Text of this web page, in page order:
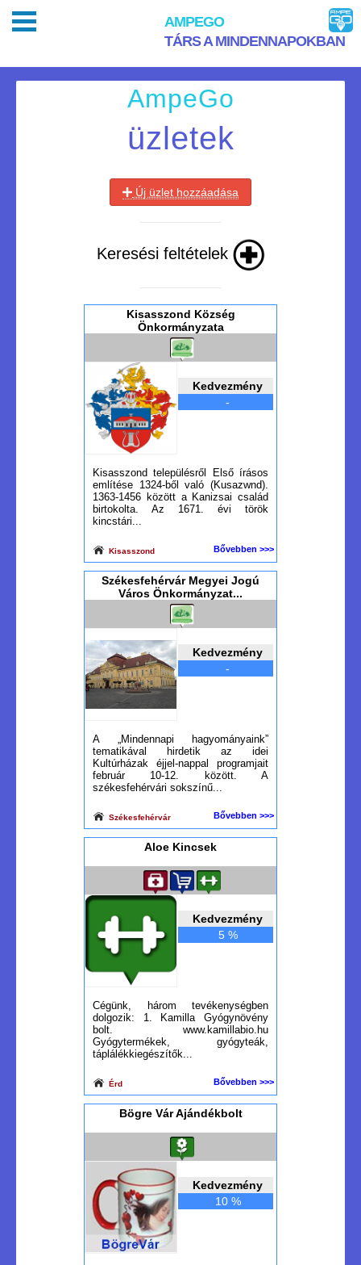
AMPEGO
TÁRS A MINDENNAPOKBAN
AmpeGo
üzletek
Új üzlet hozzáadása
Keresési feltételek
Kisasszond Község
Önkormányzata
Kedvezmény
-
Kisasszond településről Első írásos
említése 1324-ből való (Kusazwnd).
1363-1456 között a Kanizsai család
birtokolta. Az 1671. évi török
kincstári...
Kisasszond Bővebben >>>
Székesfehérvár Megyei Jogú
Város Önkormányzat...
Kedvezmény
-
A „Mindennapi hagyományaink”
tematikával hirdetik az idei
Kultúrházak éjjel-nappal programjait
február 10-12. között. A
székesfehérvári sokszínű...
Székesfehérvár Bővebben >>>
Aloe Kincsek
Kedvezmény
5 %
Cégünk, három tevékenységben
dolgozik: 1. Kamilla Gyógynövény
bolt. www.kamillabio.hu
Gyógytermékek, gyógyteák,
táplálékkiegészítők...
Érd Bővebben >>>
Bögre Vár Ajándékbolt
Kedvezmény
10 %